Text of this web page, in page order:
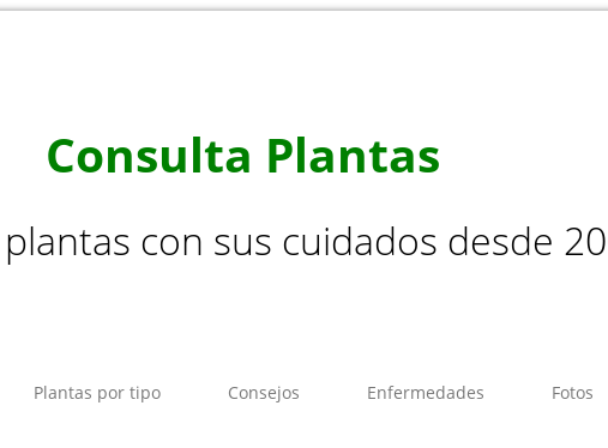
Consulta Plantas
con sus cuidados desde
Plantas por tipo Consejos Enfermedades Fotos